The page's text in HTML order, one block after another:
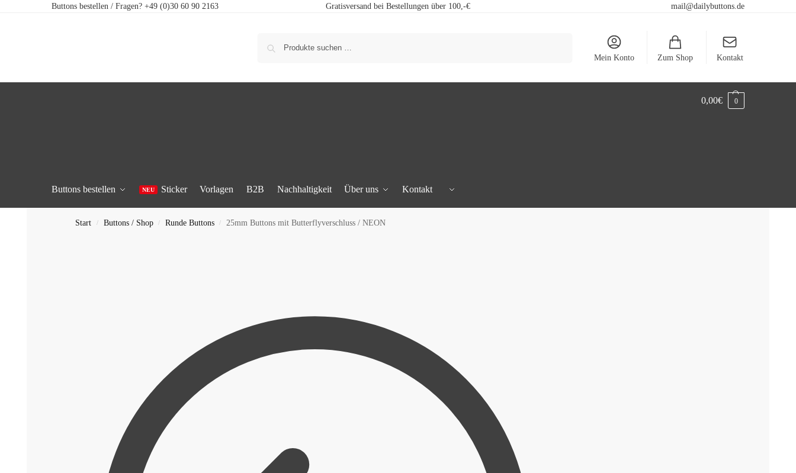
Buttons bestellen / Fragen? +49 (0)30 60 90 2163 Gratisversand bei Bestellungen über 100,-€ mail@dailybuttons.de
Mein Konto Zum Shop Kontakt
Buttons bestellen Sticker Vorlagen B2B Nachhaltigkeit Über uns Kontakt
0,00€ 0
Start / Buttons / Shop / Runde Buttons / 25mm Buttons mit Butterflyverschluss / NEON